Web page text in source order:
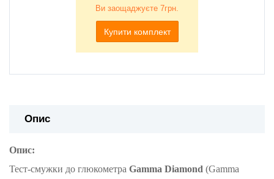
Ви заощаджуєте 7грн.
Купити комплект
Опис
Опис:
Тест-смужки до глюкометра Gamma Diamond (Gamma